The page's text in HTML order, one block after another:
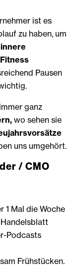
ist es
zu haben, um
innere
Pausen
ganz
wo sehen sie
uns umgehört.
/ CMO
1 Mal die Woche
Podcasts
Frühstücken.